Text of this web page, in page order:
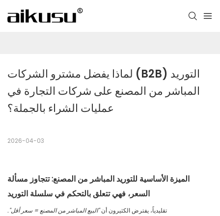
لماذا يفضل مشترو الشركات (B2B) التوريد
المباشر من المصنع على شركات التجارة في
عمليات الشراء بالجملة؟
2026-04-03
الميزة الأساسية للتوريد المباشر من المصنع: تتجاوز مسألة
السعر، فهي تتعلق بالتحكم في سلسلة التوريد
تقليدياً، يفترض الكثيرون أن"البيع المباشر من المصنع = سعر أقل".